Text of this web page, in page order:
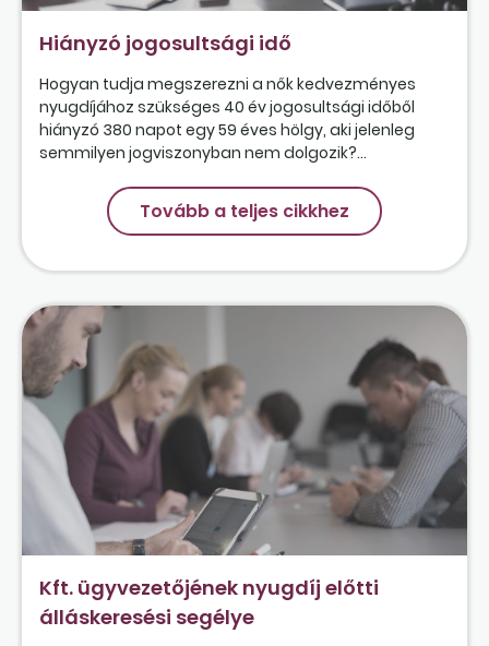
Hiányzó jogosultsági idő
Hogyan tudja megszerezni a nők kedvezményes
nyugdíjához szükséges 40 év jogosultsági időből
hiányzó 380 napot egy 59 éves hölgy, aki jelenleg
semmilyen jogviszonyban nem dolgozik?...
Tovább a teljes cikkhez
Kft. ügyvezetőjének nyugdíj előtti
álláskeresési segélye